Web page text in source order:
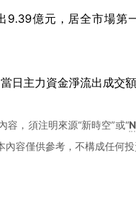
億元，居全市場第一
主力資金淨流出成交額
，須注明來源“新時空”或“
容僅供參考，不構成任何投